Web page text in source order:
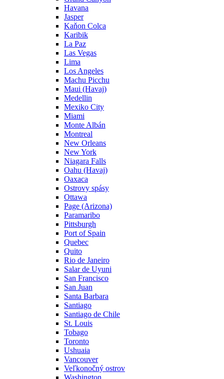
Havana
Jasper
Kaňon Colca
Karibik
La Paz
Las Vegas
Lima
Los Angeles
Machu Picchu
Maui (Havaj)
Medellin
Mexiko City
Miami
Monte Albán
Montreal
New Orleans
New York
Niagara Falls
Oahu (Havaj)
Oaxaca
Ostrovy spásy
Ottawa
Page (Arizona)
Paramaribo
Pittsburgh
Port of Spain
Quebec
Quito
Rio de Janeiro
Salar de Uyuni
San Francisco
San Juan
Santa Barbara
Santiago
Santiago de Chile
St. Louis
Tobago
Toronto
Ushuaia
Vancouver
Veľkonočný ostrov
Washington